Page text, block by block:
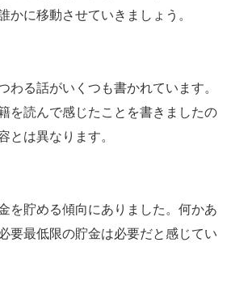
かに移動させていきましょう。
わる話がいくつも書かれています。
を読んで感じたことを書きましたの
とは異なります。
を貯める傾向にありました。何かあ
要最低限の貯金は必要だと感じてい